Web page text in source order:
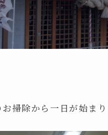
掃除から一日が始ま